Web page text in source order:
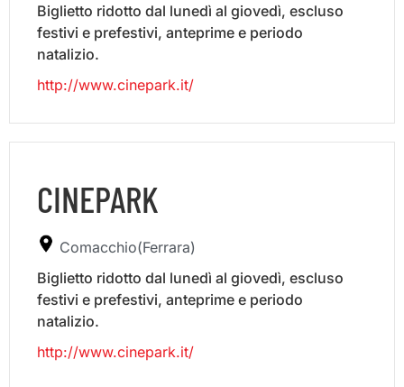
Biglietto ridotto dal lunedì al giovedì, escluso
festivi e prefestivi, anteprime e periodo
natalizio.
http://www.cinepark.it/
CINEPARK
Comacchio(Ferrara)
Biglietto ridotto dal lunedì al giovedì, escluso
festivi e prefestivi, anteprime e periodo
natalizio.
http://www.cinepark.it/